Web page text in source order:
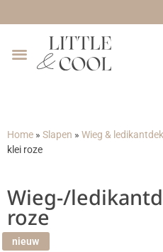
Home » Slapen » Wieg &
klei roze
Wieg-/
roze
nieuw